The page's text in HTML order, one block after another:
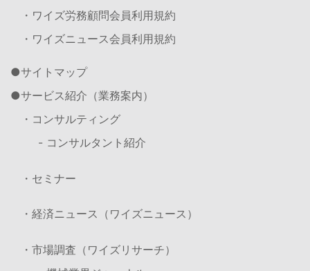
・ワイズ労務顧問会員利用規約
・ワイズニュース会員利用規約
サイトマップ
サービス紹介（業務案内）
・コンサルティング
- コンサルタント紹介
・セミナー
・経済ニュース（ワイズニュース）
・市場調査（ワイズリサーチ）